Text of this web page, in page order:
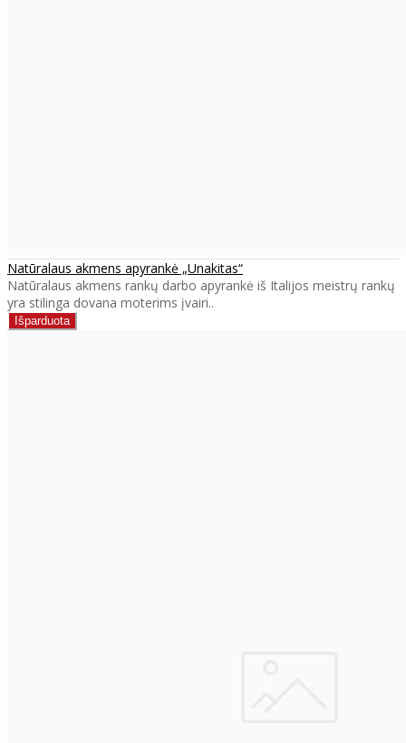
Natūralaus akmens apyrankė „Unakitas“
Natūralaus akmens rankų darbo apyrankė iš Italijos meistrų rankų
yra stilinga dovana moterims įvairi..